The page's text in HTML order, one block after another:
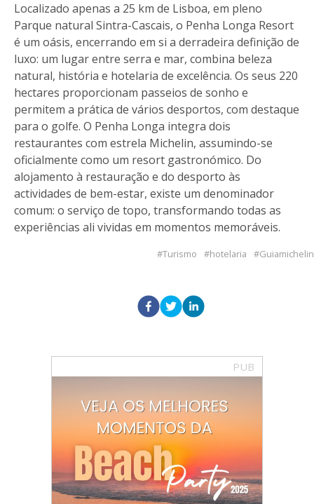
Localizado apenas a 25 km de Lisboa, em pleno
Parque natural Sintra-Cascais, o Penha Longa Resort
é um oásis, encerrando em si a derradeira definição de
luxo: um lugar entre serra e mar, combina beleza
natural, história e hotelaria de excelência. Os seus 220
hectares proporcionam passeios de sonho e
permitem a prática de vários desportos, com destaque
para o golfe. O Penha Longa integra dois
restaurantes com estrela Michelin, assumindo-se
oficialmente como um resort gastronómico. Do
alojamento à restauração e do desporto às
actividades de bem-estar, existe um denominador
comum: o serviço de topo, transformando todas as
experiências ali vividas em momentos memoráveis.
Turismo hotelaria Guiamichelin
PUB